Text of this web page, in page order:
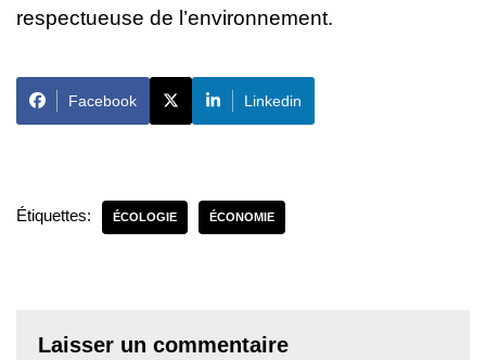
respectueuse de l’environnement.
Facebook Linkedin
Étiquettes: ÉCOLOGIE ÉCONOMIE
Laisser un commentaire